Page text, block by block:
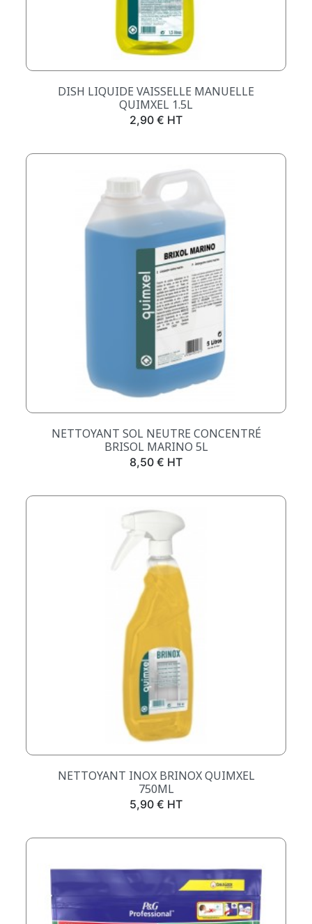
DISH LIQUIDE VAISSELLE MANUELLE
QUIMXEL 1.5L
Prix
2,90 € HT
NETTOYANT SOL NEUTRE CONCENTRÉ
BRISOL MARINO 5L
Prix
8,50 € HT
NETTOYANT INOX BRINOX QUIMXEL
750ML
Prix
5,90 € HT